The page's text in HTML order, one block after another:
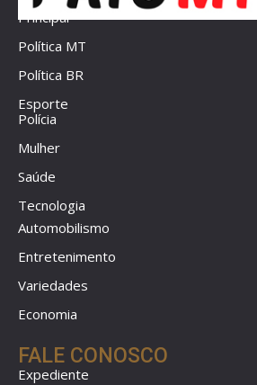
Principal
Política MT
Política BR
Esporte
Polícia
Mulher
Saúde
Tecnologia
Automobilismo
Entretenimento
Variedades
Economia
FALE CONOSCO
Expediente